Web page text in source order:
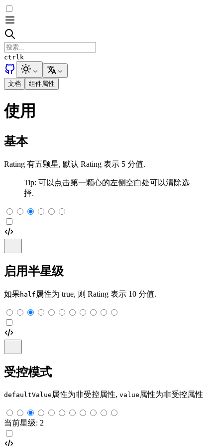
ctrl k
文档 组件属性
使用
基本
Rating 有五颗星, 默认 Rating 表示 5 分值.
Tip: 可以点击第一颗心的左侧空白处可以清除选
择.
启用半星级
如果half 属性为 true, 则 Rating 表示 10 分值.
受控模式
defaultValue 属性为非受控属性, value 属性为非受控属性
当前星级: 2